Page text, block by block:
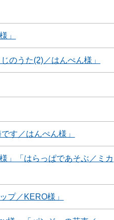
」
のうた(2)／はんぺん様」
す／はんぺん様」
」「はらっぱであそぶ／ミカ
プ／KERO様」